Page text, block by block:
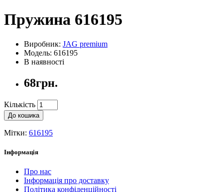
Пружина 616195
Виробник: JAG premium
Модель: 616195
В наявності
68грн.
Кількість
До кошика
Мітки: 616195
Інформація
Про нас
Інформація про доставку
Політика конфіденційності